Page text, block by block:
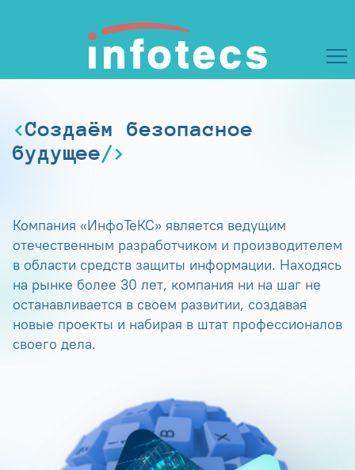
Создаём безопасное
будущее
Компания «ИнфоТеКС» является ведущим
отечественным разработчиком и производителем
в области средств защиты информации. Находясь
на рынке более 30 лет, компания ни на шаг не
останавливается в своем развитии, создавая
новые проекты и набирая в штат профессионалов
своего дела.